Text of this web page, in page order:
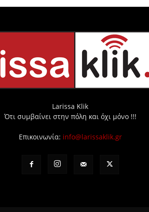
Larissa Klik
Ότι συμβαίνει στην πόλη και όχι μόνο !!!
Επικοινωνία: info@larissaklik.gr